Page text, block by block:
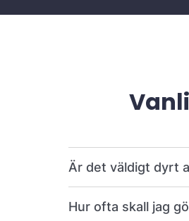
Är det väldigt dyrt
Hur ofta skall jag